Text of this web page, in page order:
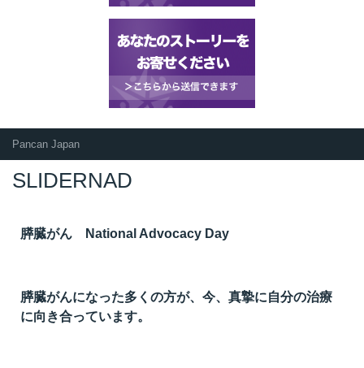
Pancan Japan
SLIDERNAD
膵臓がん National Advocacy Day
膵臓がんになった多くの方が、今、真摯に自分の治療
に向き合っています。